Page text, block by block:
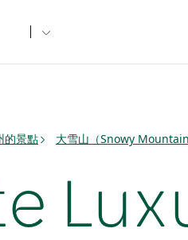
的景點 大雪山（Snowy